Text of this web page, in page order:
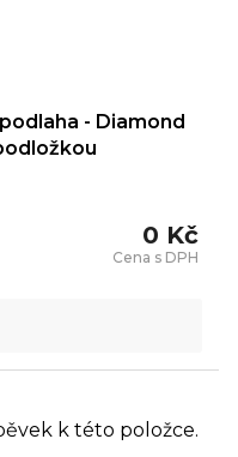
- Diamond
0 Kč
k této položce.